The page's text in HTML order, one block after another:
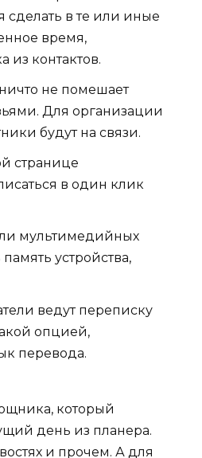
сделать в те или иные
время,
из контактов.
не помешает
Для организации
будут на связи.
странице
в один клик
мультимедийных
устройства,
ведут переписку
опцией,
перевода.
который
день из планера.
и прочем. А для